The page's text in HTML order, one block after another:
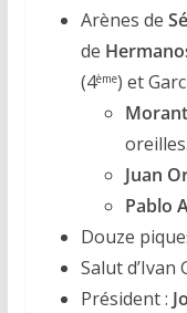
Arènes de
de
(4ème) et
oreilles.
Juan
Pablo
Douze
Salut d’Ivan
Président :